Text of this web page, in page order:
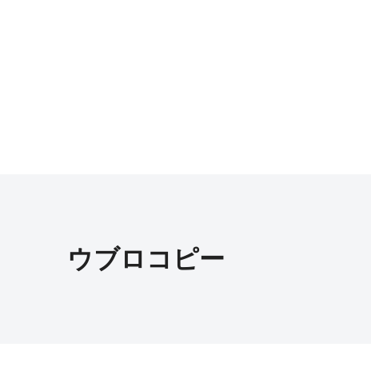
ウブロコピー